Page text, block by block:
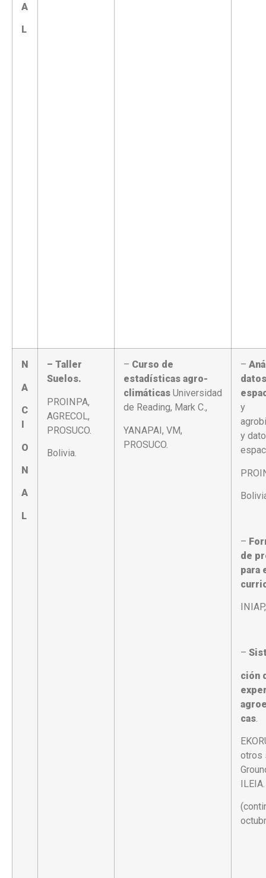
A
L
N
A
C
O
N
A
L
– Taller
Suelos.
PROINPA,
AGRECOL,
PROSUCO.
Bolivia.
– Curso de
estadísticas agro-
climáticas Universidad
de Reading, Mark C.,
YANAPAI, VM,
PROSUCO.
–
datos
y
y
–
de
para
–
ción
cas
otros
ILEIA.